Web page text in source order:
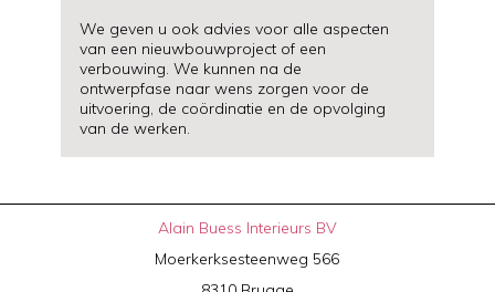
We geven u ook advies voor alle aspecten
van een nieuwbouwproject of een
verbouwing. We kunnen na de
ontwerpfase naar wens zorgen voor de
uitvoering, de coördinatie en de opvolging
van de werken.
Alain Buess Interieurs BV
Moerkerksesteenweg 566